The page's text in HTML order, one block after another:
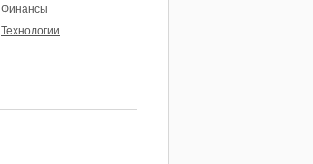
Финансы
Технологии